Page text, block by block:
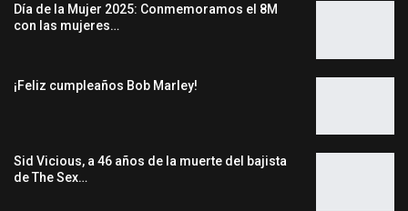
Día de la Mujer 2025: Conmemoramos el 8M
con las mujeres…
¡Feliz cumpleaños Bob Marley!
Sid Vicious, a 46 años de la muerte del bajista
de The Sex…